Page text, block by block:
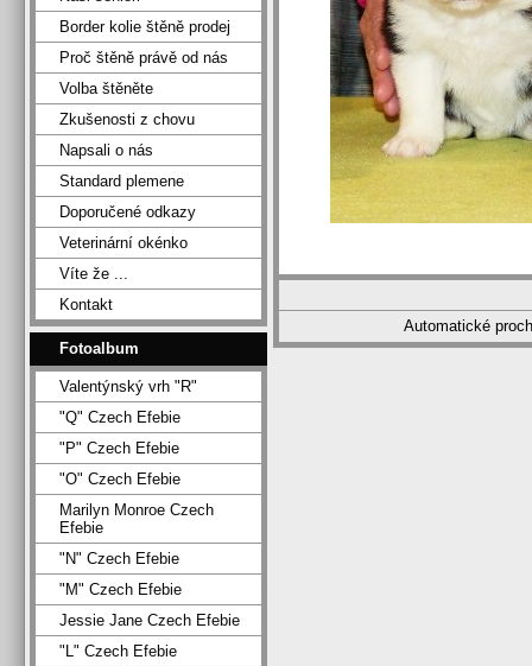
Automatické
Border kolie štěně prodej
Proč štěně právě od nás
Volba štěněte
Zkušenosti z chovu
Napsali o nás
Standard plemene
Doporučené odkazy
Veterinární okénko
Víte že ...
Kontakt
Fotoalbum
Valentýnský vrh "R"
"Q" Czech Efebie
"P" Czech Efebie
"O" Czech Efebie
Marilyn Monroe Czech
Efebie
"N" Czech Efebie
"M" Czech Efebie
Jessie Jane Czech Efebie
"L" Czech Efebie